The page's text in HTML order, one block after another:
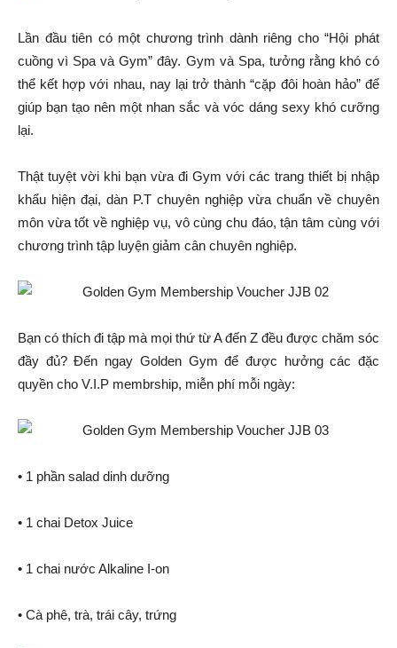
Lần đầu tiên có một chương trình dành riêng cho “Hội phát
cuồng vì Spa và Gym” đây. Gym và Spa, tưởng rằng khó có
thể kết hợp với nhau, nay lại trở thành “cặp đôi hoàn hảo” để
giúp bạn tạo nên một nhan sắc và vóc dáng sexy khó cưỡng
lại.
Thật tuyệt vời khi bạn vừa đi Gym với các trang thiết bị nhập
khẩu hiện đại, dàn P.T chuyên nghiệp vừa chuẩn về chuyên
môn vừa tốt về nghiệp vụ, vô cùng chu đáo, tận tâm cùng với
chương trình tập luyện giảm cân chuyên nghiệp.
Bạn có thích đi tập mà mọi thứ từ A đến Z đều được chăm sóc
đầy đủ? Đến ngay Golden Gym để được hưởng các đặc
quyền cho V.I.P membrship, miễn phí mỗi ngày:
• 1 phần salad dinh dưỡng
• 1 chai Detox Juice
• 1 chai nước Alkaline I-on
• Cà phê, trà, trái cây, trứng